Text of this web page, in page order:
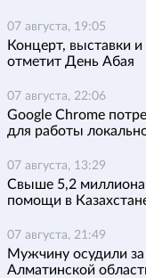
07 августа, 19:05
Концерт, выставки
отметит День Абая
07 августа, 22:06
Google Chrome
для работы
07 августа, 13:29
Свыше 5,2 миллиона
помощи в
07 августа, 21:49
Мужчину осудили за
Алматинской